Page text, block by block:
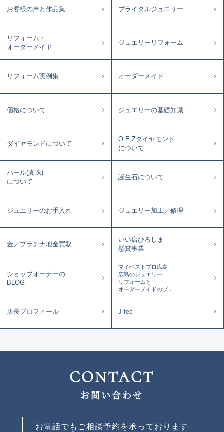
お客様の声と作品集 ブライダルジュエリー
リフォーム・
オーダーメイド
ジュエリーリフォーム
リフォーム実例集 オーダーメイド
価格について ジュエリーの基礎知識
ダイヤモンドについて
O.E.Zダイヤモンド
について
パール(真珠)
について
誕生石について
ジュエリーのお手入れ ジュエリー加工／修理
金／プラチナ地金買取
いい店ひろしま
懸賞事業
ショップオーナーの
BLOG
マイベストプロ広島
広島のジュエリー
リフォームと
オーダーメイドのプロ
店長プロフィール J-fec
CONTACT
お問い合わせ
お電話でもご相談予約を承っております